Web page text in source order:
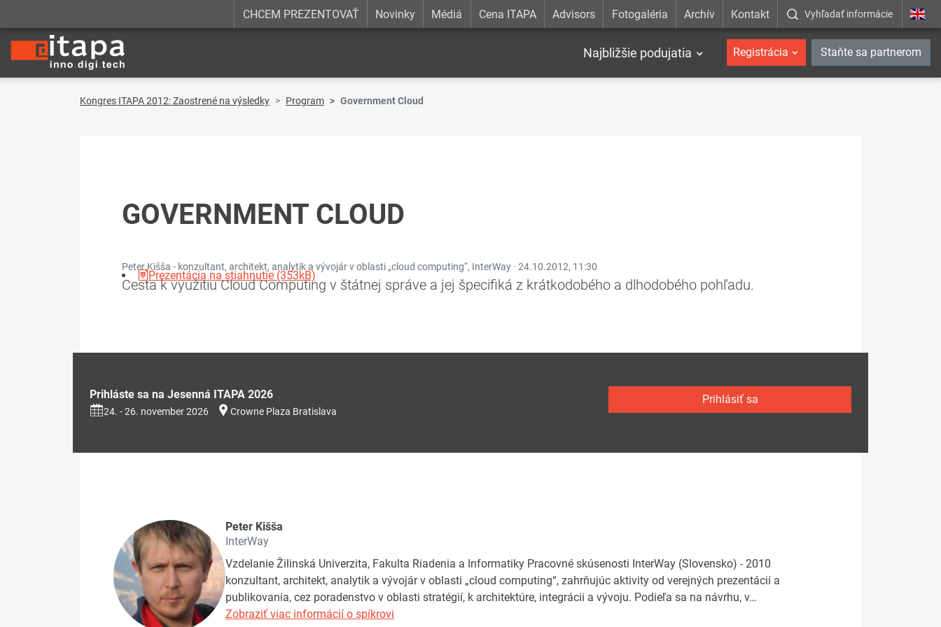
CHCEM PREZENTOVAŤ Novinky Médiá Cena ITAPA Advisors Fotogaléria Archív Kontakt Vyhľadať informácie
Najbližšie podujatia Registrácia Staňte sa partnerom
Kongres ITAPA 2012: Zaostrené na výsledky Program Government Cloud
GOVERNMENT CLOUD
Peter Kišša - konzultant, architekt, analytik a vývojár v oblasti „cloud computing“, InterWay · 24.10.2012, 11:30
Cesta k využitiu Cloud Computing v štátnej správe a jej špecifiká z krátkodobého a dlhodobého pohľadu.
Prezentácia na stiahnutie (353kB)
Prihláste sa na Jesenná ITAPA 2026
24. - 26. november 2026 Crowne Plaza Bratislava
Prihlásiť sa
Peter Kišša
InterWay
Vzdelanie Žilinská Univerzita, Fakulta Riadenia a Informatiky Pracovné skúsenosti InterWay (Slovensko) - 2010
konzultant, architekt, analytik a vývojár v oblasti „cloud computing“, zahrňujúc aktivity od verejných prezentácií a
publikovania, cez poradenstvo v oblasti stratégií, k architektúre, integrácii a vývoju. Podieľa sa na návrhu, v…
Zobraziť viac informácií o spíkrovi